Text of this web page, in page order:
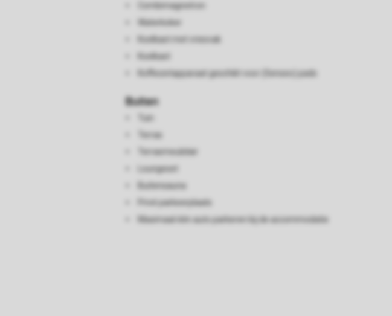
Combimagnetron
Waterkoker
Koelkast met vriesvak
Koelkast
Koffiezetapparaat geschikt voor (Senseo) pads
Buiten
Tuin
Terras
Terrasmeubilair
Loungeset
Buitensauna
Privé parkeerplaats
Maximaal één auto parkeren bij de accommodatie